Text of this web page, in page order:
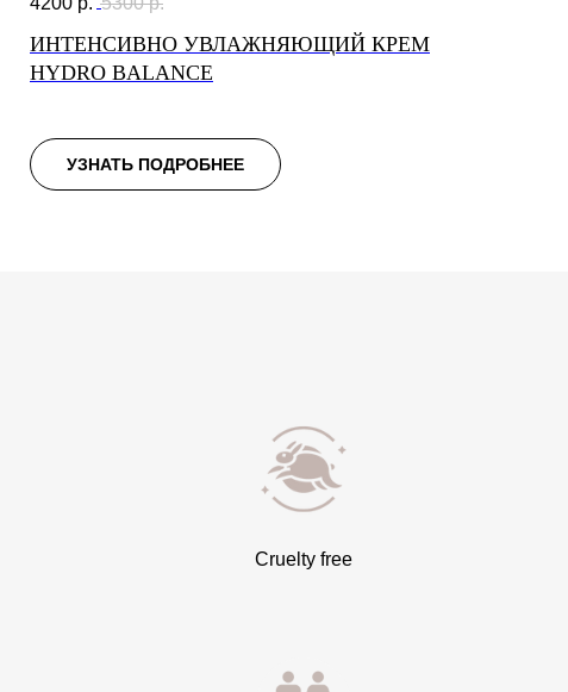
ИНТЕНСИВНО УВЛАЖНЯЮЩИЙ КРЕМ
HYDRO BALANCE
УЗНАТЬ ПОДРОБНЕЕ
Cruelty free